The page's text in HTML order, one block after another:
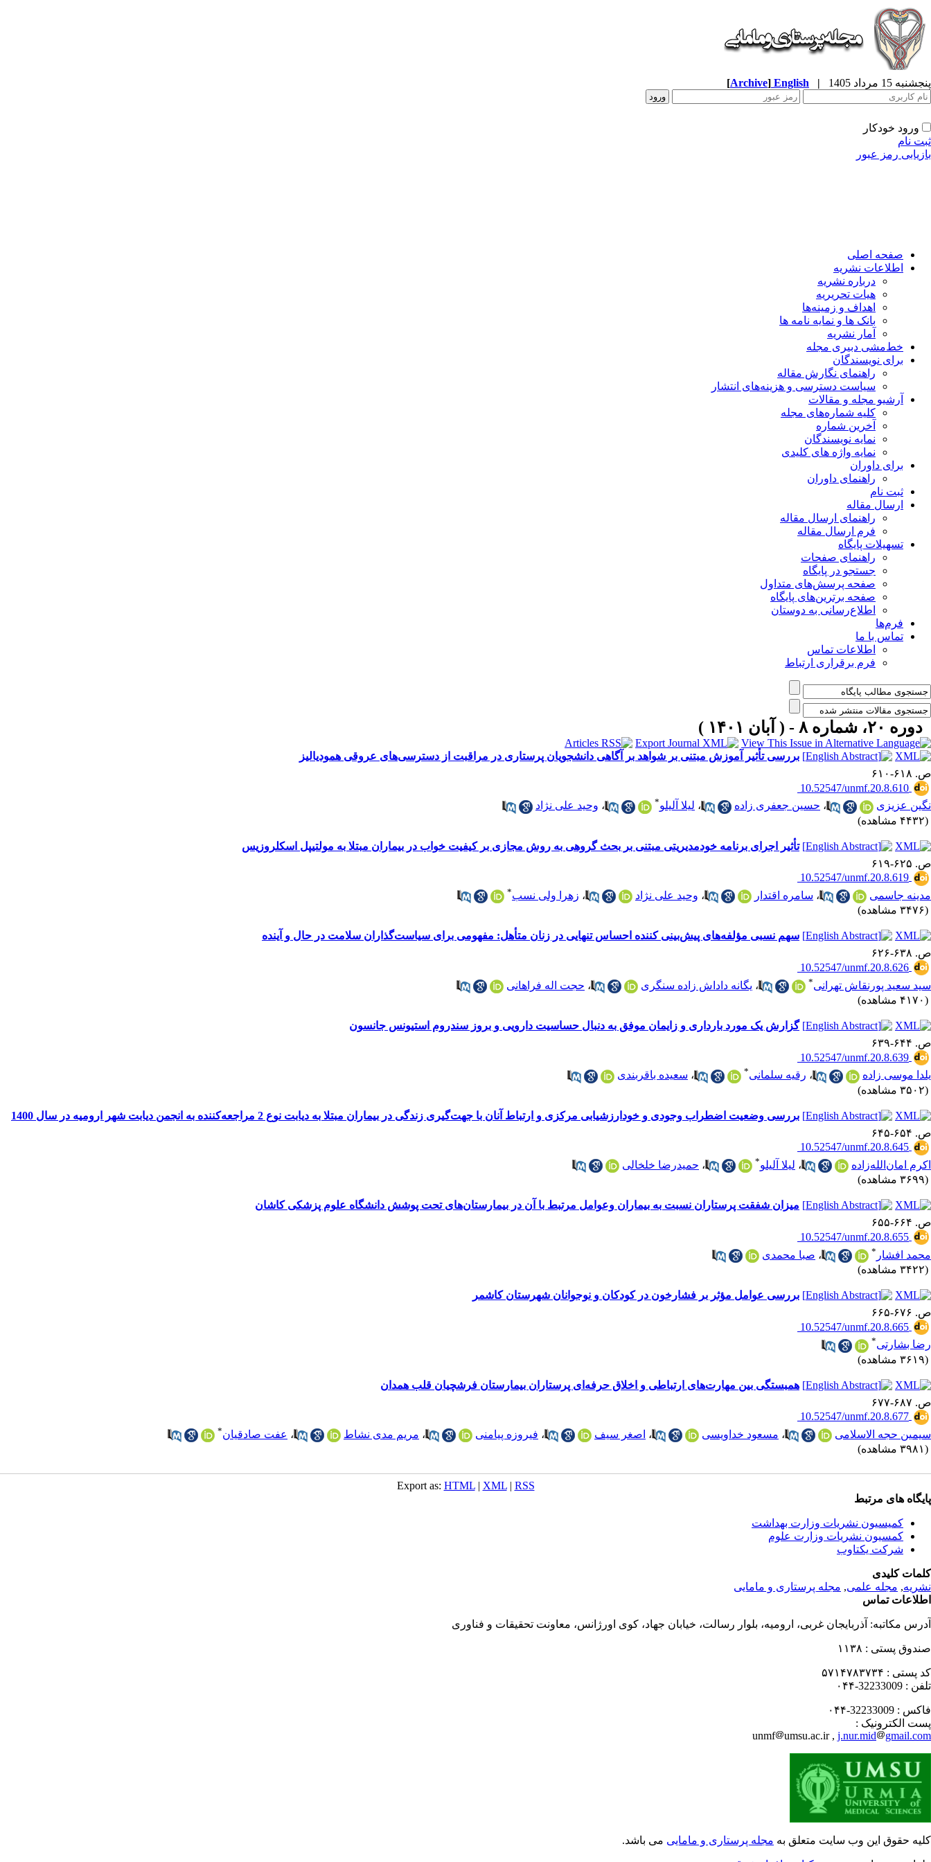
پنجشنبه 15 مرداد 1405 |
English
[Archive]
ورود خودکار
ثبت نام
بازیابی رمز عبور
صفحه اصلی
اطلاعات نشریه
درباره نشریه
هیات تحریریه
اهداف و زمینه‌ها
بانک ها و نمایه نامه ها
آمار نشریه
خط‌مشی دبیری مجله
برای نویسندگان
راهنمای نگارش مقاله
سیاست دسترسی و هزینه‌های انتشار
آرشیو مجله و مقالات
کلیه شماره‌های مجله
آخرین شماره
نمایه نویسندگان
نمایه واژه های کلیدی
برای داوران
راهنمای داوران
ثبت نام
ارسال مقاله
راهنمای ارسال مقاله
فرم ارسال مقاله
تسهیلات پایگاه
راهنمای صفحات
جستجو در پایگاه
صفحه پرسش‌های متداول
صفحه برترین‌های پایگاه
اطلاع‌رسانی به دوستان
فرم‌ها
تماس با ما
اطلاعات تماس
فرم برقراری ارتباط
دوره ۲۰، شماره ۸ - ( آبان ۱۴۰۱ )
بررسی تأثیر آموزش مبتنی بر شواهد بر آگاهی دانشجویان پرستاری در مراقبت از دسترسی‌های عروقی همودیالیز
ص. ۶۱۸-۶۱۰
‎ 10.52547/unmf.20.8.610
نگین عزیزی
، حسین جعفری زاده ، لیلا آلیلو* ، وحید علی نژاد
(۴۴۳۲ مشاهده)
تأثیر اجرای برنامه خودمدیریتی مبتنی بر بحث گروهی به روش مجازی بر کیفیت خواب در بیماران مبتلا به مولتیپل اسکلروزیس
ص. ۶۲۵-۶۱۹
‎ 10.52547/unmf.20.8.619
مدینه جاسمی
، سامره اقتدار ، وحید علی نژاد ، زهرا ولی نسب*
(۳۴۷۶ مشاهده)
سهم نسبی مؤلفه‌های پیش‌بینی کننده احساس تنهایی در زنان متأهل: مفهومی برای سیاست‌گذاران سلامت در حال و آینده
ص. ۶۳۸-۶۲۶
‎ 10.52547/unmf.20.8.626
سید سعید پورنقاش تهرانی* ، یگانه داداش زاده سنگری ، حجت اله فراهانی
(۴۱۷۰ مشاهده)
گزارش یک مورد بارداری و زایمان موفق به دنبال حساسیت دارویی و بروز سندروم استیونس جانسون
ص. ۶۴۴-۶۳۹
‎ 10.52547/unmf.20.8.639
یلدا موسی زاده
، رقیه سلمانی* ، سعیده باقربندی
(۳۵۰۲ مشاهده)
بررسی وضعیت اضطراب وجودی و خودارزشیابی مرکزی و ارتباط آنان با جهت‌گیری زندگی در بیماران مبتلا به دیابت نوع 2 مراجعه‌کننده به انجمن دیابت شهر ارومیه در سال 1400
ص. ۶۵۴-۶۴۵
‎ 10.52547/unmf.20.8.645
اکرم امان‌الله‌زاده
، لیلا آلیلو* ، حمیدرضا خلخالی
(۳۶۹۹ مشاهده)
میزان شفقت پرستاران نسبت به بیماران وعوامل مرتبط با آن در بیمارستان‌های تحت پوشش دانشگاه علوم پزشکی کاشان
ص. ۶۶۴-۶۵۵
‎ 10.52547/unmf.20.8.655
محمد افشار * ، صبا محمدی
(۳۴۲۲ مشاهده)
بررسی عوامل مؤثر بر فشارخون در کودکان و نوجوانان شهرستان کاشمر
ص. ۶۷۶-۶۶۵
‎ 10.52547/unmf.20.8.665
رضا بشارتی*
(۳۶۱۹ مشاهده)
همبستگی بین مهارت‌های ارتباطی و اخلاق حرفه‌ای پرستاران بیمارستان فرشچیان قلب همدان
ص. ۶۸۷-۶۷۷
‎ 10.52547/unmf.20.8.677
سیمین حجه الاسلامی
، مسعود خداویسی ، اصغر سیف ، فیروزه پیامنی ، مریم مدی نشاط ، عفت صادقیان*
(۳۹۸۱ مشاهده)
Export as: HTML| XML| RSS
پایگاه های مرتبط
کمیسیون نشریات وزارت بهداشت
کمسیون نشریات وزارت علوم
شرکت یکتاوب
کلمات کلیدی
نشریه, مجله علمی, مجله پرستاری و مامایی
اطلاعات تماس
آدرس مکاتبه: آذربایجان غربی، ارومیه، بلوار رسالت، خیابان جهاد، کوی اورژانس، معاونت تحقیقات و فناوری
صندوق پستی : ۱۱۳۸
کد پستی : ۵۷۱۴۷۸۳۷۳۴
تلفن : 32233009-۰۴۴
فاکس : 32233009-۰۴۴
پست الکترونیک :
unmf
umsu.ac.ir , j.nur.mid gmail.com
کلیه حقوق این وب سایت متعلق به مجله پرستاری و مامایی می باشد.